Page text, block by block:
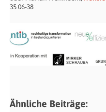
35 06-38
Ähnliche Beiträge: